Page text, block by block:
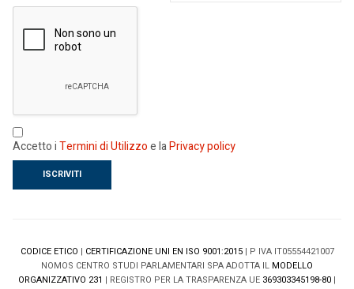
Accetto iTermini di Utilizzoe laPrivacy policy
CODICE ETICO | CERTIFICAZIONE UNI EN ISO 9001:2015| P IVA IT05554421007
NOMOS CENTRO STUDI PARLAMENTARI SPA ADOTTA IL MODELLO
ORGANIZZATIVO 231 | REGISTRO PER LA TRASPARENZA UE 369303345198-80 |